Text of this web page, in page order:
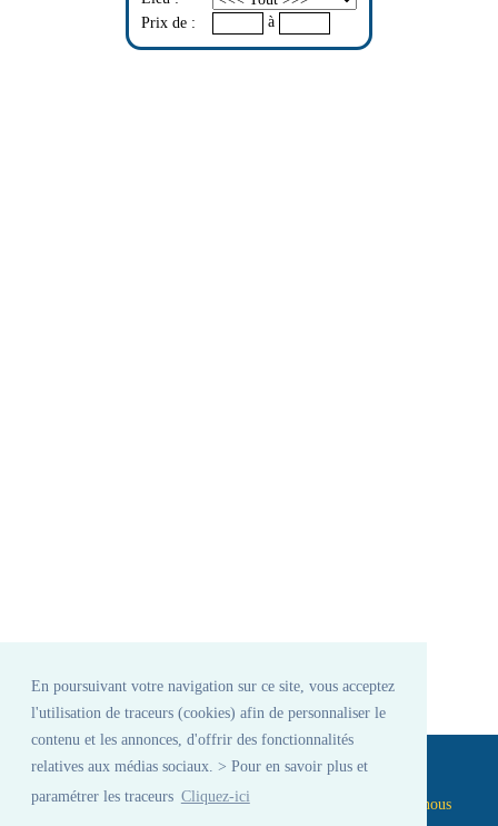
En poursuivant votre navigation sur ce site, vous acceptez
l'utilisation de traceurs (cookies) afin de personnaliser le
contenu et les annonces, d'offrir des fonctionnalités
relatives aux médias sociaux. > Pour en savoir plus et
paramétrer les traceurs Cliquez-ici
Prix de :
à
Conditions d'utilisation-Respect de la vie privée
2013 © Tous les droits sont résérvés
Nous développons vos projets aux meilleurs prix
Contactez nous